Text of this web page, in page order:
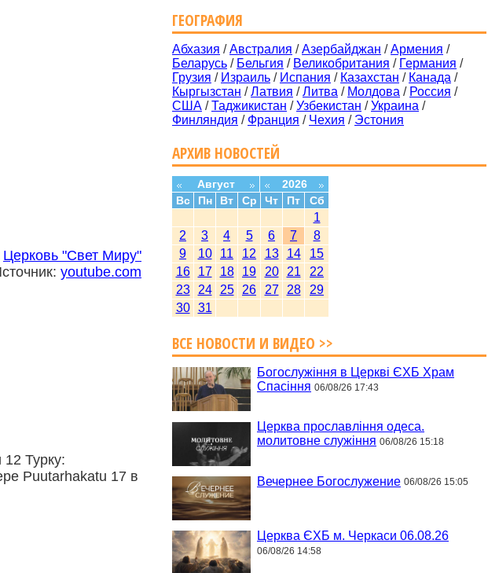
Церковь "Свет Миру"
youtube.com
Турку:
Puutarhakatu 17 в
ГЕОГРАФИЯ
Абхазия /Австралия /Азербайджан /Армения /
Беларусь / Бельгия / Великобритания / Германия /
Грузия / Израиль / Испания / Казахстан / Канада /
Кыргызстан /Латвия /Литва / Молдова / Россия /
США /Таджикистан /Узбекистан /Украина /
Финляндия / Франция / Чехия / Эстония
АРХИВ НОВОСТЕЙ
Август
2026
Вс
Пн Вт Ср Чт Пт Сб
1
2
3 4 5 6 7
8
9
10 11 12 13 14
15
16
17 18 19 20 21
22
23
24 25 26 27 28
29
30
31
ВСЕ НОВОСТИ И ВИДЕО >>
Богослужіння в Церкві ЄХБ Храм
Спасіння 06/08/26 17:43
Церква прославління одеса.
молитовне служіння 06/08/26 15:18
Вечернее Богослужение 06/08/26 15:05
Церква ЄХБ м. Черкаси 06.08.26
06/08/26 14:58